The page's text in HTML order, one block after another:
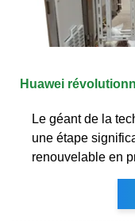
Huawei
Le géant de la
une étape
renouvelable en